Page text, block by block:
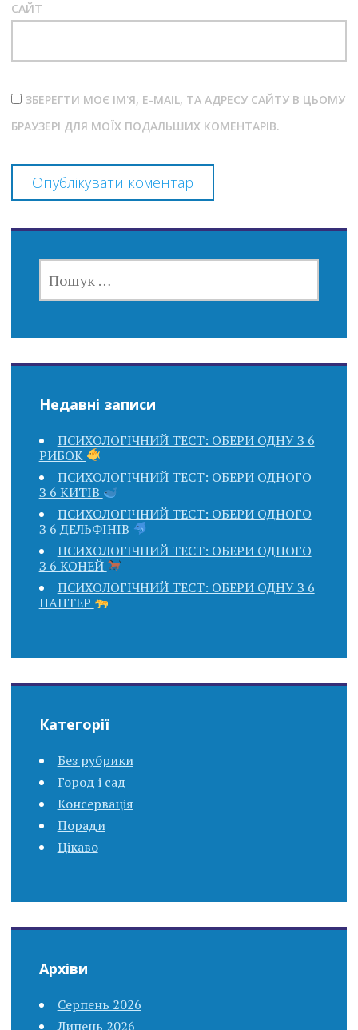
САЙТ
ЗБЕРЕГТИ МОЄ ІМ'Я, E-MAIL, ТА АДРЕСУ САЙТУ В ЦЬОМУ
БРАУЗЕРІ ДЛЯ МОЇХ ПОДАЛЬШИХ КОМЕНТАРІВ.
Недавні записи
ПСИХОЛОГІЧНИЙ ТЕСТ: ОБЕРИ ОДНУ З 6
РИБОК
ПСИХОЛОГІЧНИЙ ТЕСТ: ОБЕРИ ОДНОГО
З 6 КИТІВ
ПСИХОЛОГІЧНИЙ ТЕСТ: ОБЕРИ ОДНОГО
З 6 ДЕЛЬФІНІВ
ПСИХОЛОГІЧНИЙ ТЕСТ: ОБЕРИ ОДНОГО
З 6 КОНЕЙ
ПСИХОЛОГІЧНИЙ ТЕСТ: ОБЕРИ ОДНУ З 6
ПАНТЕР
Категорії
Без рубрики
Город і сад
Консервація
Поради
Цікаво
Архіви
Серпень 2026
Липень 2026